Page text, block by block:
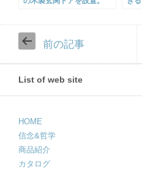
前の記事
List of web site
HOME
信念&哲学
商品紹介
カタログ